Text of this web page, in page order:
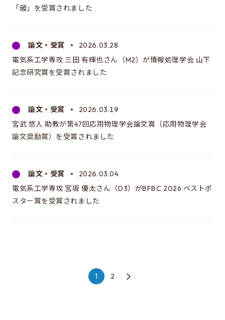
「破」を受賞されました
論文・受賞
2026.03.28
電気系工学専攻 三田 有輝也さん（M2）が情報処理学会 山下
記念研究賞を受賞されました
論文・受賞
2026.03.19
宮武 悠人 助教が第47回応用物理学会論文賞（応用物理学会
論文奨励賞）を受賞されました
論文・受賞
2026.03.04
電気系工学専攻 宮坂 優太さん（D3）がBFBC 2026 ベストポ
スター賞を受賞されました
1 2